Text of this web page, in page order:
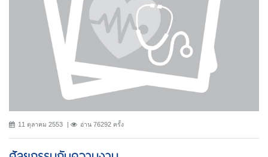
11 ตุลาคม 2553 อ่าน 76292 ครั้ง